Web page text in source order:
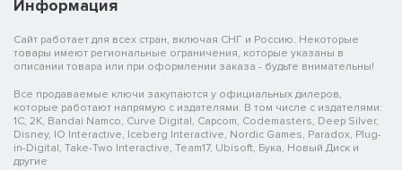
Информация
Сайт работает для всех стран, включая СНГ и Россию. Некоторые
товары имеют региональные ограничения, которые указаны в
описании товара или при оформлении заказа - будьте внимательны!
Все продаваемые ключи закупаются у официальных дилеров,
которые работают напрямую с издателями. В том числе с издателями:
1C, 2K, Bandai Namco, Curve Digital, Capcom, Codemasters, Deep Silver,
Disney, IO Interactive, Iceberg Interactive, Nordic Games, Paradox, Plug-
in-Digital, Take-Two Interactive, Team17, Ubisoft, Бука, Новый Диск и
другие